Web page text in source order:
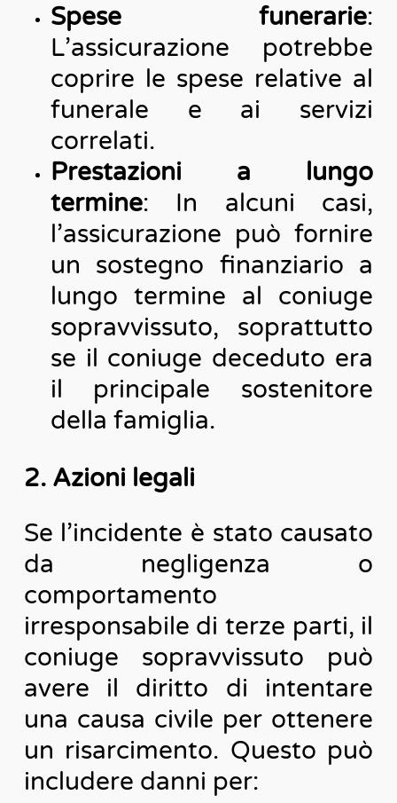
Spese funerarie:
L’assicurazione potrebbe
coprire le spese relative al
funerale e ai servizi
correlati.
Prestazioni a lungo
termine: In alcuni casi,
l’assicurazione può fornire
un sostegno finanziario a
lungo termine al coniuge
sopravvissuto, soprattutto
se il coniuge deceduto era
il principale sostenitore
della famiglia.
2. Azioni legali
Se l’incidente è stato causato
da negligenza o
comportamento
irresponsabile di terze parti, il
coniuge sopravvissuto può
avere il diritto di intentare
una causa civile per ottenere
un risarcimento. Questo può
includere danni per: